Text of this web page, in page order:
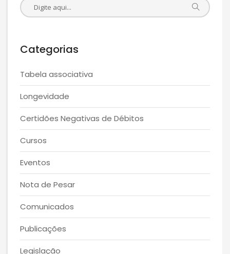
Categorias
Tabela associativa
Longevidade
Certidões Negativas de Débitos
Cursos
Eventos
Nota de Pesar
Comunicados
Publicações
Legislação